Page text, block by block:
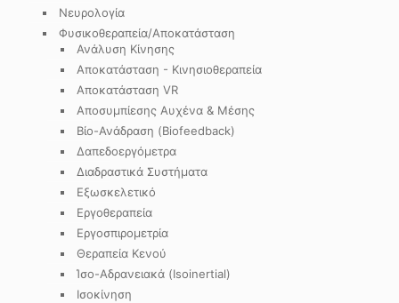
Νευρολογία
Φυσικοθεραπεία/Αποκατάσταση
Ανάλυση Κίνησης
Αποκατάσταση - Κινησιοθεραπεία
Αποκατάσταση VR
Αποσυμπίεσης Αυχένα & Μέσης
Βίο-Ανάδραση (Biofeedback)
Δαπεδοεργόμετρα
Διαδραστικά Συστήματα
Εξωσκελετικό
Εργοθεραπεία
Εργοσπιρομετρία
Θεραπεία Κενού
Ίσο-Αδρανειακά (Isoinertial)
Ισοκίνηση